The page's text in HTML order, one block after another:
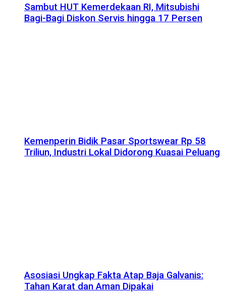
Sambut HUT Kemerdekaan RI, Mitsubishi
Bagi-Bagi Diskon Servis hingga 17 Persen
Kemenperin Bidik Pasar Sportswear Rp 58
Triliun, Industri Lokal Didorong Kuasai Peluang
Asosiasi Ungkap Fakta Atap Baja Galvanis:
Tahan Karat dan Aman Dipakai